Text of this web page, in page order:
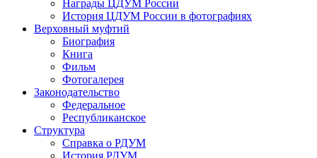
Награды ЦДУМ России
История ЦДУМ России в фотографиях
Верховный муфтий
Биография
Книга
Фильм
Фотогалерея
Законодательство
Федеральное
Республиканское
Структура
Справка о РДУМ
История РДУМ